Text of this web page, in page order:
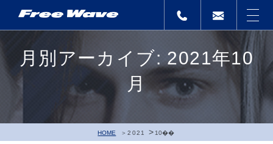
月別アーカイブ: 2021年10
月
HOME 2021 > 10��